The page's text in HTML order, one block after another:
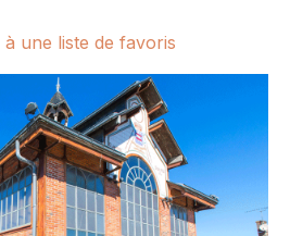
une liste de favoris